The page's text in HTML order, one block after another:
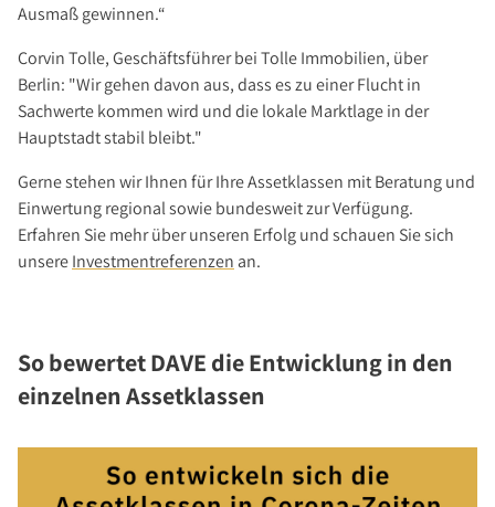
Presse
Kontakt
Ausmaß gewinnen.“
Corvin Tolle, Geschäftsführer bei Tolle Immobilien, über
Berlin: "Wir gehen davon aus, dass es zu einer Flucht in
Sachwerte kommen wird und die lokale Marktlage in der
Hauptstadt stabil bleibt."
Gerne stehen wir Ihnen für Ihre Assetklassen mit Beratung und
Einwertung regional sowie bundesweit zur Verfügung.
Erfahren Sie mehr über unseren Erfolg und schauen Sie sich
unsereInvestmentreferenzen an.
So bewertet DAVE die Entwicklung in den
einzelnen Assetklassen